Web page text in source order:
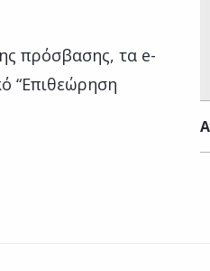
πρόσβασης, τα e-
“Επιθεώρηση